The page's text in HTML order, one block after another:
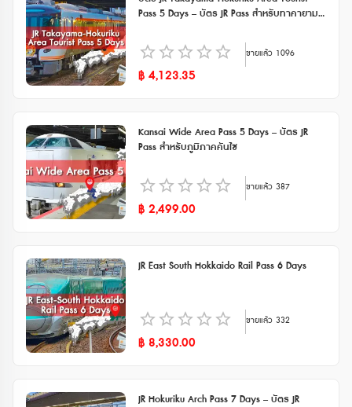
รถบัสท่องเที่ยว (Tourist Bus)
รถไฟเร็ว (Rapid / Express Trains)
คันไซ (Kansai)
ชูโกกุ (Chugoku)
ชิโกกุ (Shikoku)
Pass 5 Days – บัตร JR Pass สำหรับทาคายามะ
ขายแล้ว 1096
฿4,123.35
Kansai Wide Area Pass 5 Days – บัตร JR
Pass สำหรับภูมิภาคคันไซ
ขายแล้ว387
฿2,499.00
JR East South Hokkaido Rail Pass 6 Days
ขายแล้ว332
฿8,330.00
JR Hokuriku Arch Pass 7 Days – บัตร JR